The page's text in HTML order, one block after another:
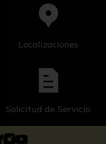
Localizaciones
Solicitud de Servicio